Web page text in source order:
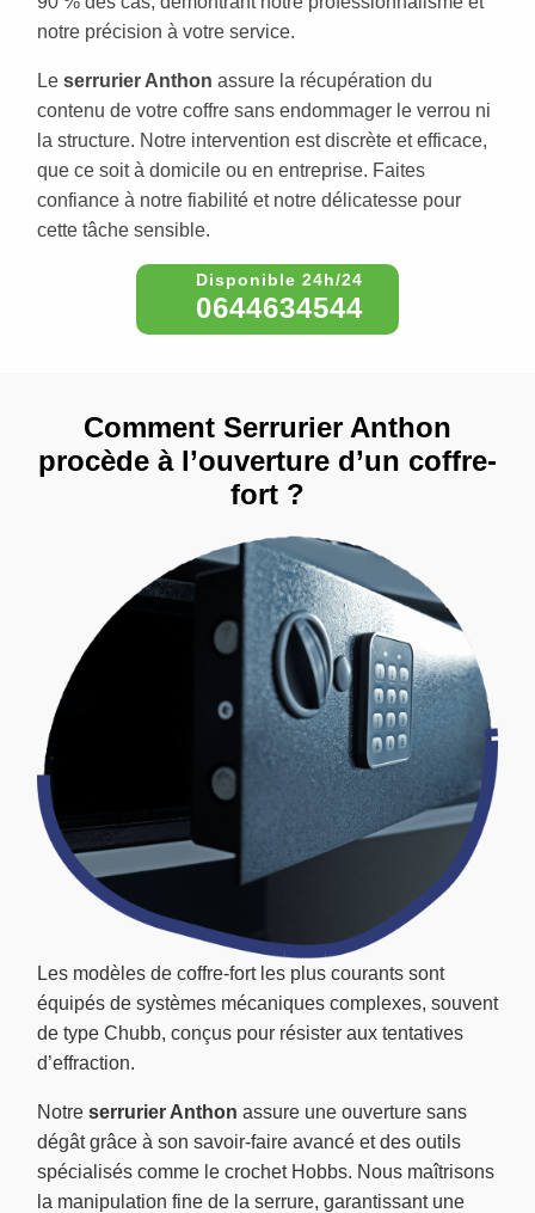
notre précision à votre service.
Le serrurier Anthon assure la récupération du
contenu de votre coffre sans endommager le verrou ni
la structure. Notre intervention est discrète et efficace,
que ce soit à domicile ou en entreprise. Faites
confiance à notre fiabilité et notre délicatesse pour
cette tâche sensible.
0644634544
Les modèles de coffre-fort les plus courants sont
équipés de systèmes mécaniques complexes, souvent
de type Chubb, conçus pour résister aux tentatives
d’effraction.
Notre serrurier Anthon assure une ouverture sans
dégât grâce à son savoir-faire avancé et des outils
spécialisés comme le crochet Hobbs. Nous maîtrisons
la manipulation fine de la serrure, garantissant une
Comment Serrurier Anthon
procède à l’ouverture d’un coffre-
fort ?